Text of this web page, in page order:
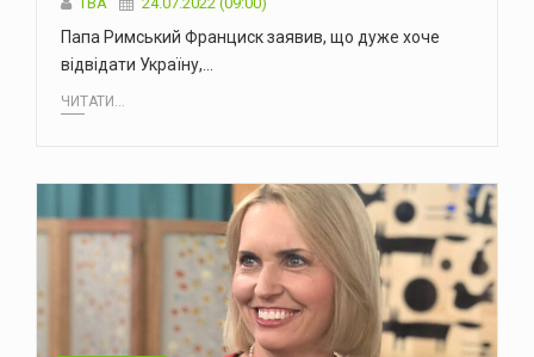
Папа Римський Франциск заявив, що дуже хоче
відвідати Україну,…
ЧИТАТИ...